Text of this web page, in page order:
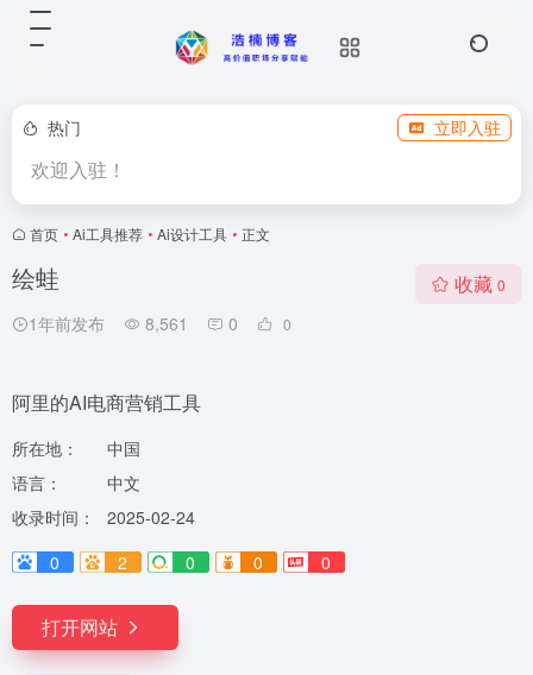
热门 立即入驻
欢迎入驻！
首页 • Ai工具推荐 • Ai设计工具 • 正文
绘蛙
1年前发布 8,561 0 0
收藏 0
阿里的AI电商营销工具
所在地：
中国
语言：
中文
收录时间：
2025-02-24
0
2 0 0 0
打开网站